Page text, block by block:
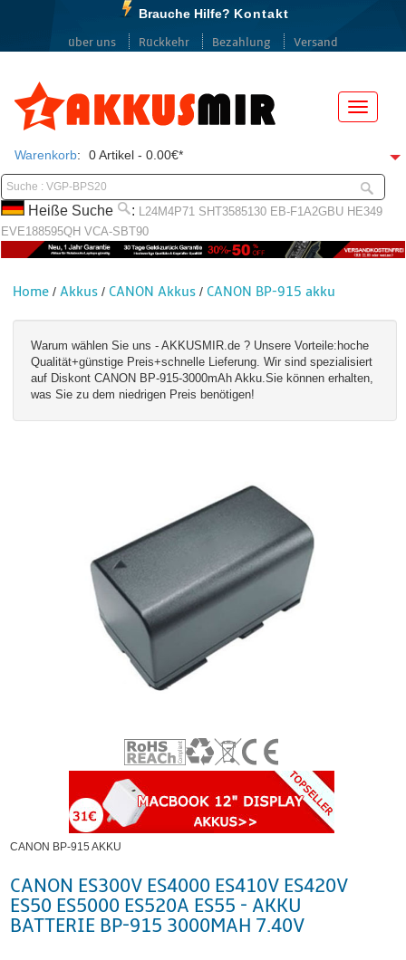
Brauche Hilfe? Kontakt
über uns
Rückkehr Bezahlung Versand
Menü
Warenkorb: 0 Artikel - 0.00€*
Heiße Suche : L24M4P71 SHT3585130 EB-F1A2GBU HE349
EVE188595QH VCA-SBT90
Home / Akkus / CANON Akkus / CANON BP-915 akku
Warum wählen Sie uns - AKKUSMIR.de ? Unsere Vorteile:hoche
Qualität+günstige Preis+schnelle Lieferung. Wir sind spezialisiert
auf Diskont CANON BP-915-3000mAh Akku.Sie können erhalten,
was Sie zu dem niedrigen Preis benötigen!
CANON BP-915 AKKU
CANON ES300V ES4000 ES410V ES420V
ES50 ES5000 ES520A ES55 - AKKU
BATTERIE BP-915 3000MAH 7.40V